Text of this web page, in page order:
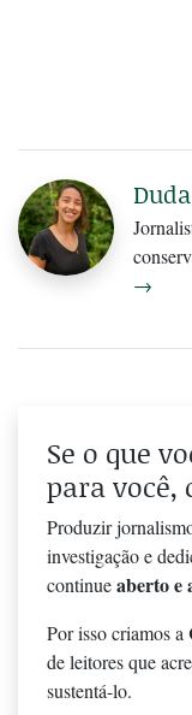
→
Se o que
para você,
Produzir
investigação e
continueaberto e
Por isso criamos a
de leitores que
sustentá-lo.